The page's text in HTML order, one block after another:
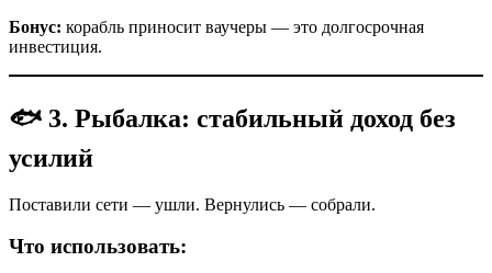
Бонус: корабль приносит ваучеры — это долгосрочная
инвестиция.
🐟 3. Рыбалка: стабильный доход без
усилий
Поставили сети — ушли. Вернулись — собрали.
Что использовать: